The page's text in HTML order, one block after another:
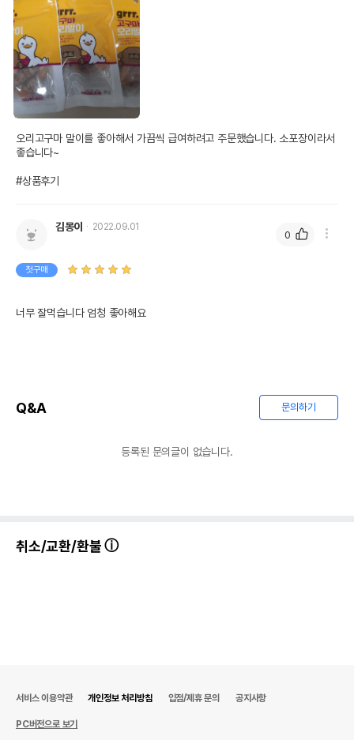
오리고구마 말이를 좋아해서 가끔씩 급여하려고 주문했습니다. 소포장이라서
좋습니다~
#상품후기
김몽이 2022.09.01
첫구매
너무 잘먹습니다 엄청 좋아해요
0
Q&A 문의하기
등록된 문의글이 없습니다.
취소/교환/환불
서비스 이용약관 개인정보 처리방침 입점/제휴 문의 공지사항
PC버전으로 보기